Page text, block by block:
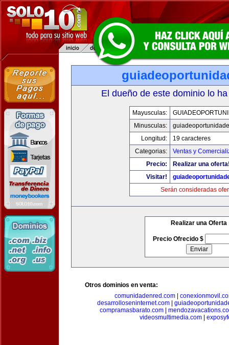
El dueño de este dominio lo
Mayusculas:
Minusculas:
Longitud:
19 caracteres
Categorias:
Ventas y
Precio:
Realizar una
Visitar!
Serán consideradas
Realizar una Oferta
Precio Ofrecido $
Otros dominios en venta:
comunidadenred.com|
desarrolloseninternet.com
compramasbarato.com|
videosmultimedia.com